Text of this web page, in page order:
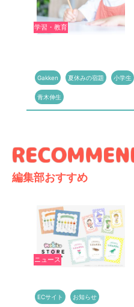
学習・教育
Gakken 夏休みの宿題 小学生
青木伸生
編集部おすすめ
ニュース
ECサイト お知らせ